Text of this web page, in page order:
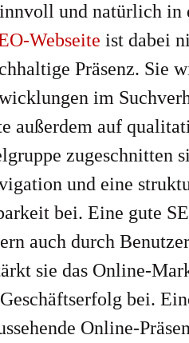
und natürlich in
Webseite ist dabei
Präsenz. Sie
im
außerdem auf
zugeschnitten
und eine
bei. Eine gute
auch durch
sie das Online-
bei.
Online-